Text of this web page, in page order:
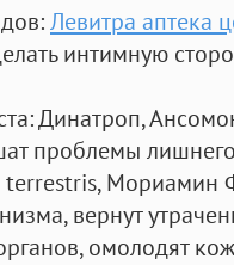
Левитра аптека
интимную
: Динатроп,
проблемы
Мориамин
вернут
омолодят